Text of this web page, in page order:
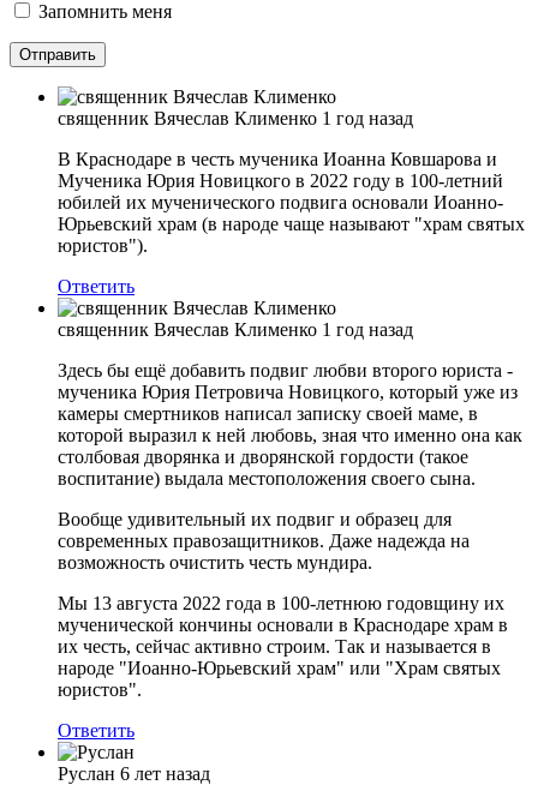
Запомнить меня
священник Вячеслав Клименко 1 год назад
В Краснодаре в честь мученика Иоанна Ковшарова и
Мученика Юрия Новицкого в 2022 году в 100-летний
юбилей их мученического подвига основали Иоанно-
Юрьевский храм (в народе чаще называют "храм святых
юристов").
Ответить
священник Вячеслав Клименко 1 год назад
Здесь бы ещё добавить подвиг любви второго юриста -
мученика Юрия Петровича Новицкого, который уже из
камеры смертников написал записку своей маме, в
которой выразил к ней любовь, зная что именно она как
столбовая дворянка и дворянской гордости (такое
воспитание) выдала местоположения своего сына.
Вообще удивительный их подвиг и образец для
современных правозащитников. Даже надежда на
возможность очистить честь мундира.
Мы 13 августа 2022 года в 100-летнюю годовщину их
мученической кончины основали в Краснодаре храм в
их честь, сейчас активно строим. Так и называется в
народе "Иоанно-Юрьевский храм" или "Храм святых
юристов".
Ответить
Руслан 6 лет назад